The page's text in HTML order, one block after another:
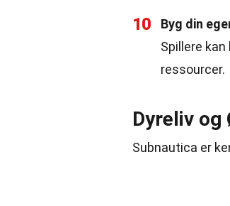
10
Byg din
Spillere
ressourcer.
Dyreliv
Subnautica er